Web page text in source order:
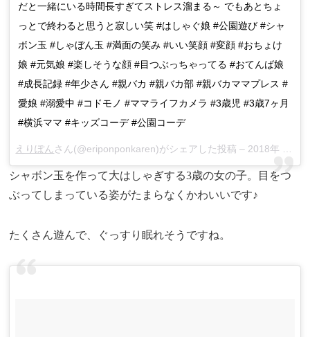
だと一緒にいる時間長すぎてストレス溜まる～ でもあとちょ
っとで終わると思うと寂しい笑 #はしゃぐ娘 #公園遊び #シャ
ボン玉 #しゃぼん玉 #満面の笑み #いい笑顔 #変顔 #おちょけ
娘 #元気娘 #楽しそうな顔 #目つぶっちゃってる #おてんば娘
#成長記録 #年少さん #親バカ #親バカ部 #親バカママプレス #
愛娘 #溺愛中 #コドモノ #ママライフカメラ #3歳児 #3歳7ヶ月
#横浜ママ #キッズコーデ #公園コーデ
えりぽんさん(@eriponponkaren)がシェアした投稿 – 2018年 8月月20日午前8時54分PDT
シャボン玉を作って大はしゃぎする3歳の女の子。目をつ
ぶってしまっている姿がたまらなくかわいいです♪
たくさん遊んで、ぐっすり眠れそうですね。